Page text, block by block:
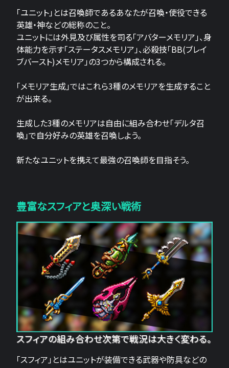
「ユニット」とは召喚師であるあなたが召喚・使役できる
英雄・神などの総称のこと。
ユニットには外見及び属性を司る「アバターメモリア」、身
体能力を示す「ステータスメモリア」、必殺技「BB(ブレイ
ブバースト)メモリア」の3つから構成される。
「メモリア生成」ではこれら3種のメモリアを生成すること
が出来る。
生成した3種のメモリアは自由に組み合わせ「デルタ召
喚」で自分好みの英雄を召喚しよう。
新たなユニットを携えて最強の召喚師を目指そう。
豊富なスフィアと奥深い戦術
スフィアの組み合わせ次第で戦況は大きく変わる。
「スフィア」とはユニットが装備できる武器や防具などの